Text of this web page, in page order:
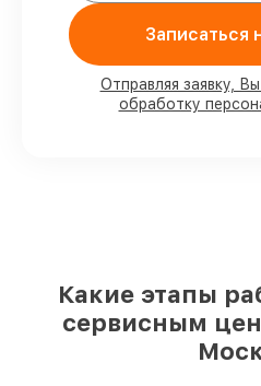
присутствии
90%
запчастей
в Москве,
срочного заказа
Записаться
Отправляя заявку,
обработку
Какие этапы
сервисным